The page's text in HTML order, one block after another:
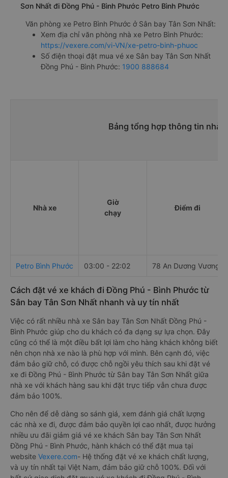
Sơn Nhất đi Đồng Phú - Bình Phước Petro Bình Phước
Văn phòng xe Petro Bình Phước ở Sân bay Tân Sơn Nhất:
Xem địa chỉ văn phòng nhà xe Petro Bình Phước:
https://vexere.com/vi-VN/xe-petro-binh-phuoc
Số điện thoại đặt mua vé xe Sân bay Tân Sơn Nhất
Đồng Phú - Bình Phước: 1900 888684
Bảng tổng hợp thông tin nhà
Nhà xe
Giờ
chạy
Điểm đi
Petro Bình Phước 03:00 - 22:02 78 An Dương Vương
Cách đặt vé xe khách đi Đồng Phú - Bình Phước từ
Sân bay Tân Sơn Nhất nhanh và uy tín nhất
Việc có rất nhiều nhà xe Sân bay Tân Sơn Nhất Đồng Phú -
Bình Phước giúp cho du khách có đa dạng sự lựa chọn. Đây
cũng có thể là một điều bất lợi làm cho hàng khách không biết
nên chọn nhà xe nào là phù hợp với mình. Bên cạnh đó, việc
đảm bảo giữ chỗ, có được chỗ ngồi yêu thích sau khi đặt vé
xe đi Đồng Phú - Bình Phước từ Sân bay Tân Sơn Nhất giữa
nhà xe với khách hàng sau khi đặt trực tiếp vẫn chưa được
đảm bảo 100%.
Cho nên để dễ dàng so sánh giá, xem đánh giá chất lượng
các nhà xe đi, được đảm bảo quyền lợi cao nhất, được hưởng
nhiều ưu đãi giảm giá vé xe khách Sân bay Tân Sơn Nhất
Đồng Phú - Bình Phước, hành khách có thể đặt mua tại
website Vexere.com- Hệ thống đặt vé xe khách chất lượng,
và uy tín nhất tại Việt Nam, đảm bảo giữ chỗ 100%. Đối với